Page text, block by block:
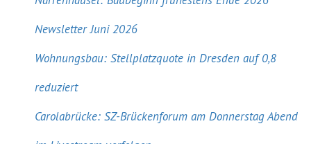
Newsletter Juni 2026
Wohnungsbau: Stellplatzquote in Dresden auf 0,8
reduziert
Carolabrücke: SZ-Brückenforum am Donnerstag Abend